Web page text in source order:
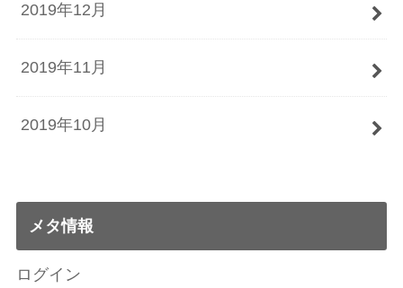
2019年12月
2019年11月
2019年10月
メタ情報
ログイン